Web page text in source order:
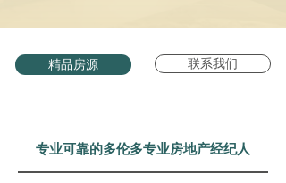
精品房源 联系我们
专业可靠的多伦多专业房地产经纪人